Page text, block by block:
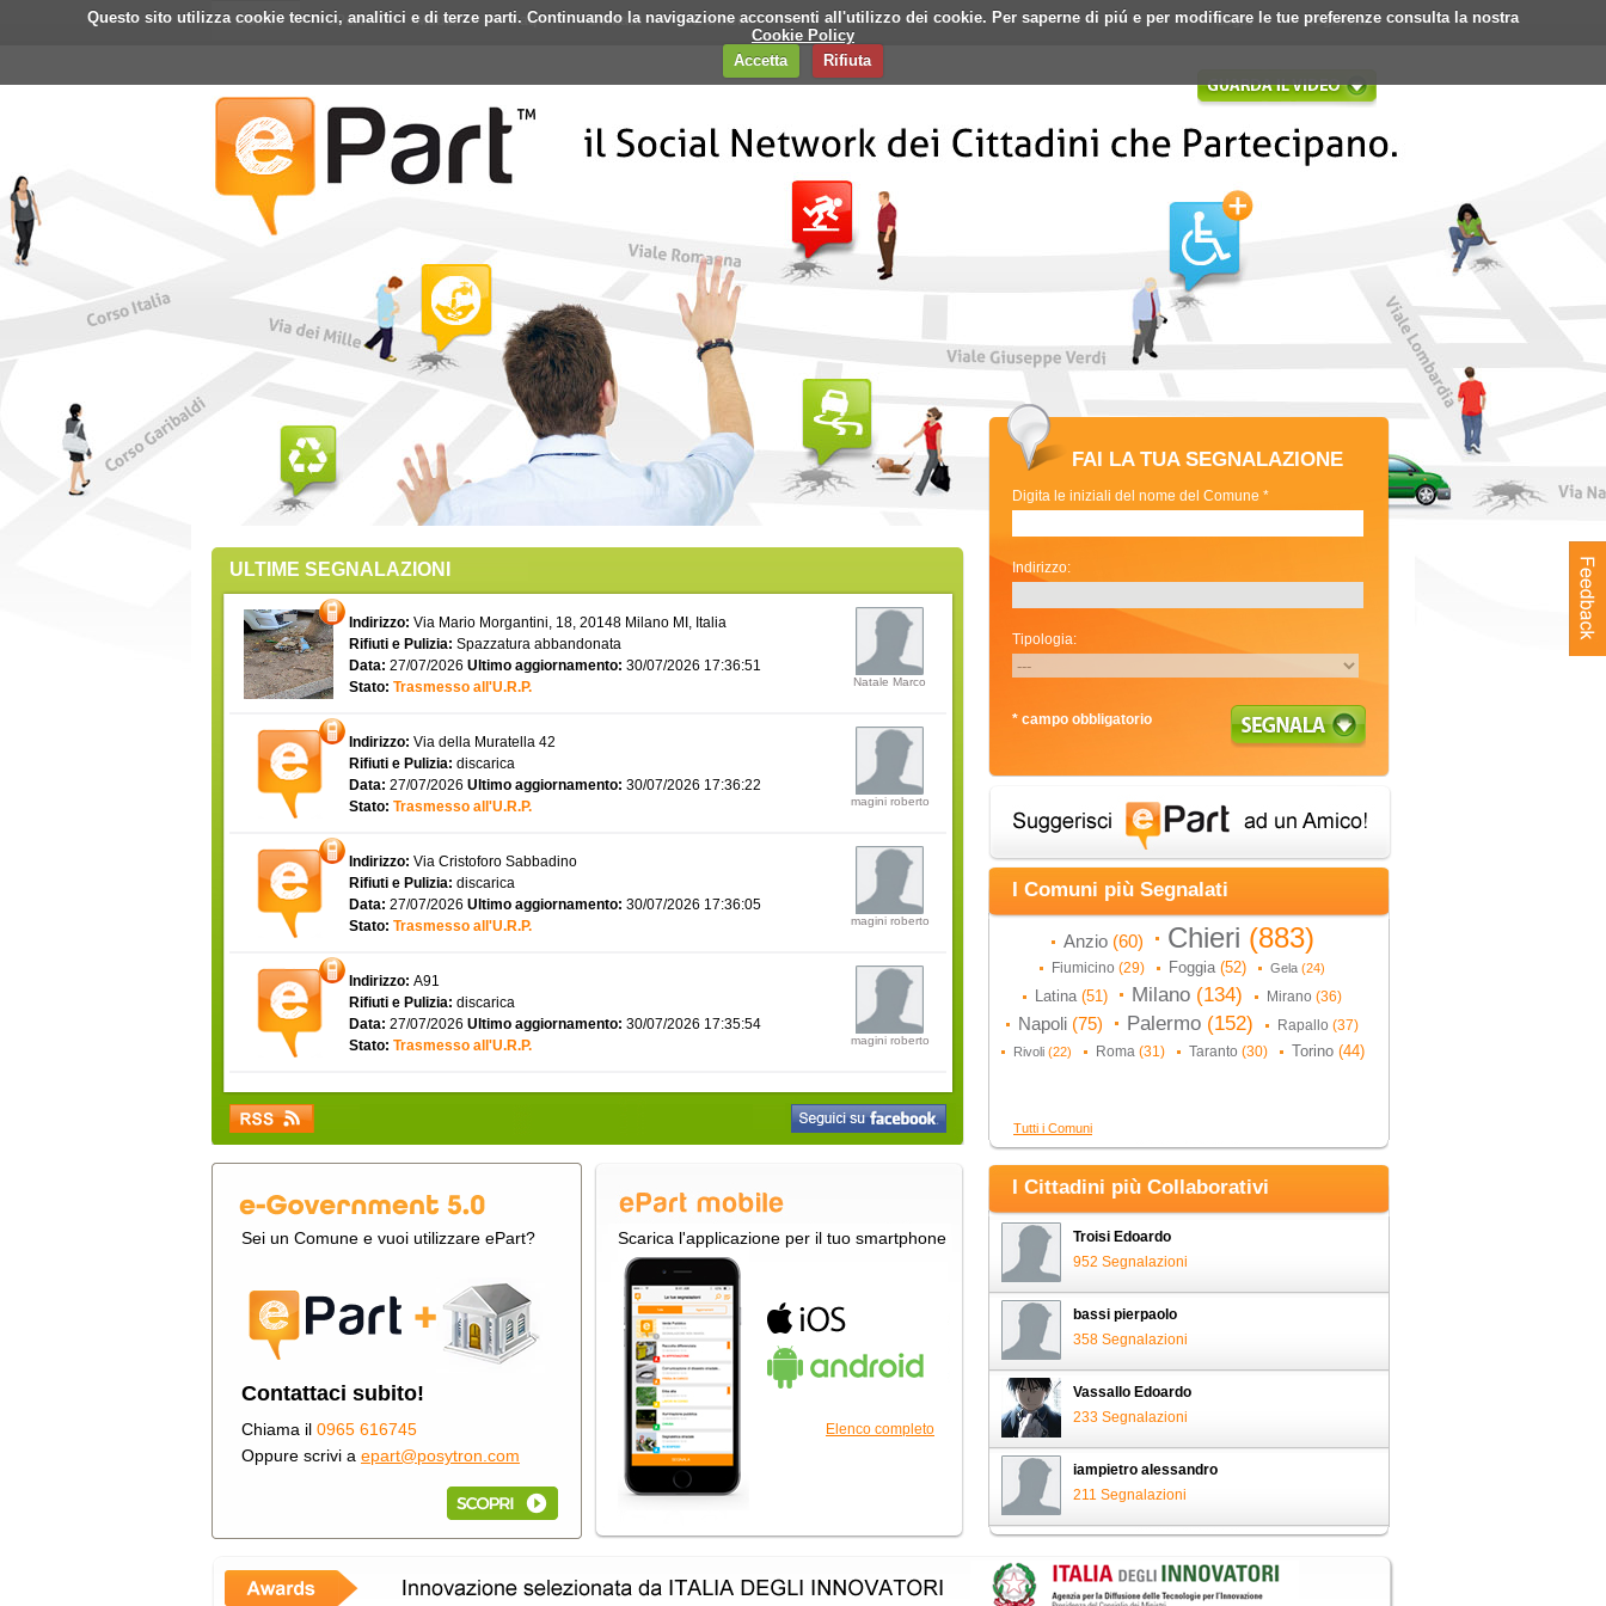
Questo sito utilizza cookie tecnici, analitici e di terze parti. Continuando la navigazione acconsenti all'utilizzo dei cookie. Per saperne di piú e per modificare le tue preferenze consulta la nostra
Cookie Policy
Accetta
Rifiuta
Home ePart Mobile Faq Contatti Banner Login Registrati
ULTIME SEGNALAZIONI
Indirizzo: Via Mario Morgantini, 18, 20148 Milano MI, Italia
Rifiuti e Pulizia: Spazzatura abbandonata
Data: 27/07/2026 Ultimo aggiornamento: 30/07/2026 17:36:51
Stato: Trasmesso all'U.R.P. Natale Marco
Indirizzo: Via della Muratella 42
Rifiuti e Pulizia: discarica
Data: 27/07/2026 Ultimo aggiornamento: 30/07/2026 17:36:22
Stato: Trasmesso all'U.R.P. magini roberto
Indirizzo: Via Cristoforo Sabbadino
Rifiuti e Pulizia: discarica
Data: 27/07/2026 Ultimo aggiornamento: 30/07/2026 17:36:05
Stato: Trasmesso all'U.R.P. magini roberto
Indirizzo: A91
Rifiuti e Pulizia: discarica
Data: 27/07/2026 Ultimo aggiornamento: 30/07/2026 17:35:54
Stato: Trasmesso all'U.R.P. magini roberto
Sei un Comune e vuoi utilizzare ePart?
Contattaci subito!
Chiama il 0965 616745
Oppure scrivi a epart@posytron.com
Scarica l'applicazione per il tuo smartphone
Elenco completo
FAI LA TUA SEGNALAZIONE
Digita le iniziali del nome del Comune *
Indirizzo:
Tipologia:
* campo obbligatorio
I Comuni più Segnalati
Anzio (60) Chieri (883)
Fiumicino (29) Foggia (52) Gela (24)
Latina (51) Milano (134) Mirano (36)
Napoli (75) Palermo (152) Rapallo (37)
Rivoli (22) Roma (31) Taranto (30) Torino (44)
Tutti i Comuni
I Cittadini più Collaborativi
Troisi Edoardo
952 Segnalazioni
bassi pierpaolo
358 Segnalazioni
Vassallo Edoardo
233 Segnalazioni
iampietro alessandro
211 Segnalazioni